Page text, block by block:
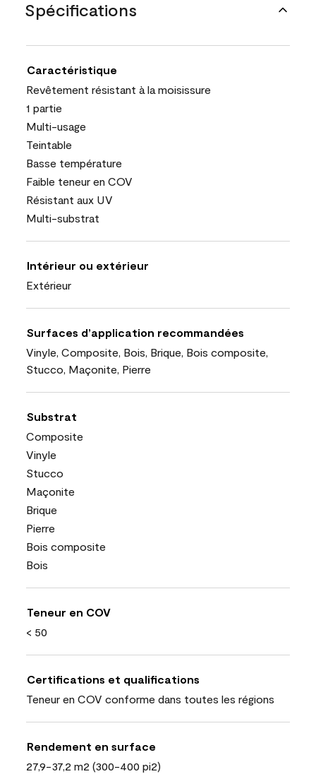
Spécifications
Caractéristique
Revêtement résistant à la moisissure
1 partie
Multi-usage
Teintable
Basse température
Faible teneur en COV
Résistant aux UV
Multi-substrat
Intérieur ou extérieur
Extérieur
Surfaces d’application recommandées
Vinyle, Composite, Bois, Brique, Bois composite,
Stucco, Maçonite, Pierre
Substrat
Composite
Vinyle
Stucco
Maçonite
Brique
Pierre
Bois composite
Bois
Teneur en COV
< 50
Certifications et qualifications
Teneur en COV conforme dans toutes les régions
Rendement en surface
27,9-37,2 m2 (300-400 pi2)